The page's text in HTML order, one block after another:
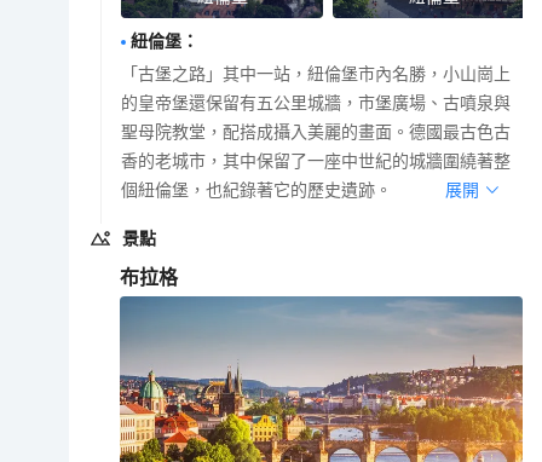
紐倫堡 ：
「古堡之路」其中一站，紐倫堡市內名勝，小山崗上
的皇帝堡還保留有五公里城牆，市堡廣場、古噴泉與
聖母院教堂，配搭成攝入美麗的畫面。德國最古色古
香的老城市，其中保留了一座中世紀的城牆圍繞著整
個紐倫堡，也紀錄著它的歷史遺跡。
展開
景點
布拉格